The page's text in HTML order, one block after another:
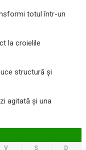
totul într-un
la croielile
structură și
agitată și una
V S
D